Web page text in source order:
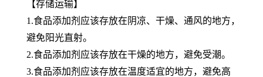
【存储运输】
1.食品添加剂应该存放在阴凉、干燥、通风的地方，
避免阳光直射。
2.食品添加剂应该存放在干燥的地方，避免受潮。
3.食品添加剂应该存放在温度适宜的地方，避免高